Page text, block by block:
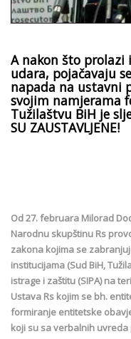
A nakon što prolazi
udara, pojačavaju
napada na ustavni
svojim namjerama
Tužilaštvu BiH je
SU ZAUSTAVLJENE!
Od 27. februara Milorad
Narodnu skupštinu Rs
zakona kojima se
institucijama (Sud BiH,
istrage i zaštitu (SIPA) na
Ustava Rs kojim se bh.
formiranje entitetske
koji su sa verbalnih